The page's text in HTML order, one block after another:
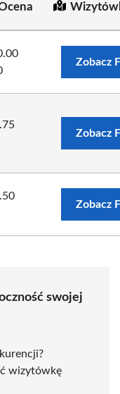
Zobacz
Zobacz
Zobacz
swojej
wizytówkę